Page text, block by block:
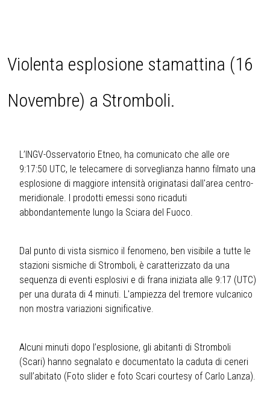
Violenta esplosione stamattina (16
Novembre) a Stromboli.
L’INGV-Osservatorio Etneo, ha comunicato che alle ore
9:17:50 UTC, le telecamere di sorveglianza hanno filmato una
esplosione di maggiore intensità originatasi dall'area centro-
meridionale. I prodotti emessi sono ricaduti
abbondantemente lungo la Sciara del Fuoco.
Dal punto di vista sismico il fenomeno, ben visibile a tutte le
stazioni sismiche di Stromboli, è caratterizzato da una
sequenza di eventi esplosivi e di frana iniziata alle 9:17 (UTC)
per una durata di 4 minuti. L'ampiezza del tremore vulcanico
non mostra variazioni significative.
Alcuni minuti dopo l’esplosione, gli abitanti di Stromboli
(Scari) hanno segnalato e documentato la caduta di ceneri
sull’abitato (Foto slider e foto Scari courtesy of Carlo Lanza).